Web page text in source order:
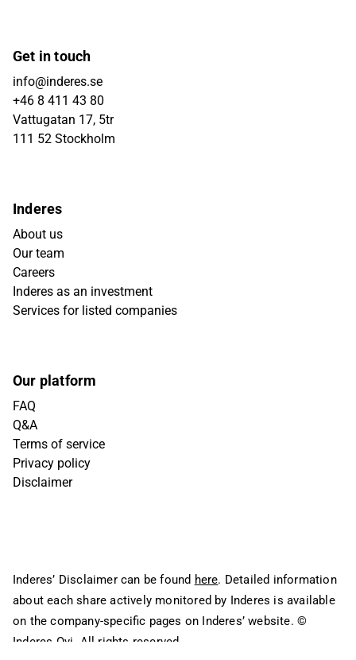
Get in touch
info@inderes.se
+46 8 411 43 80
Vattugatan 17, 5tr
111 52 Stockholm
Inderes
About us
Our team
Careers
Inderes as an investment
Services for listed companies
Our platform
FAQ
Q&A
Terms of service
Privacy policy
Disclaimer
Inderes’ Disclaimer can be found here. Detailed information
about each share actively monitored by Inderes is available
on the company-specific pages on Inderes’ website. ©
Inderes Oyj. All rights reserved.